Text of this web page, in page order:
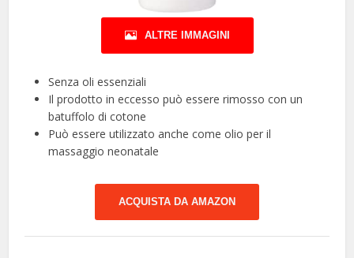
ALTRE IMMAGINI
Senza oli essenziali
Il prodotto in eccesso può essere rimosso con un
batuffolo di cotone
Può essere utilizzato anche come olio per il
massaggio neonatale
ACQUISTA DA AMAZON